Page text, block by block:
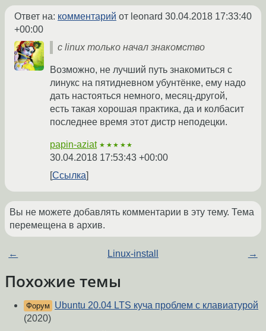
Ответ на: комментарий от leonard 30.04.2018 17:33:40
+00:00
с linux только начал знакомство
Возможно, не лучший путь знакомиться с
линукс на пятидневном убунтёнке, ему надо
дать настояться немного, месяц-другой,
есть такая хорошая практика, да и колбасит
последнее время этот дистр неподецки.
papin-aziat ★★★★★
30.04.2018 17:53:43 +00:00
Ссылка
Вы не можете добавлять комментарии в эту тему. Тема
перемещена в архив.
← Linux-install →
Похожие темы
Форум
Ubuntu 20.04 LTS куча проблем с клавиатурой
(2020)